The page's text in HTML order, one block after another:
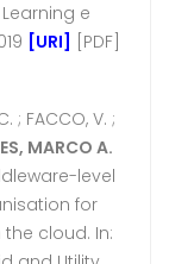
e
[URI] [PDF]
; FACCO, V. ;
MARCO A.
level
for
cloud. In: